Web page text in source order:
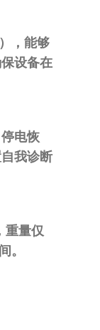
，能够
设备在
电恢
我诊断
重量仅
。